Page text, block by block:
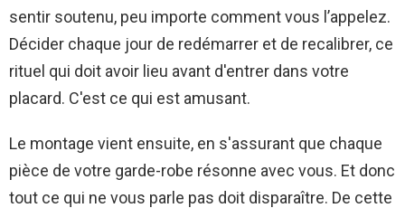
sentir soutenu, peu importe comment vous l’appelez.
Décider chaque jour de redémarrer et de recalibrer, ce
rituel qui doit avoir lieu avant d'entrer dans votre
placard. C'est ce qui est amusant.
Le montage vient ensuite, en s'assurant que chaque
pièce de votre garde-robe résonne avec vous. Et donc
tout ce qui ne vous parle pas doit disparaître. De cette